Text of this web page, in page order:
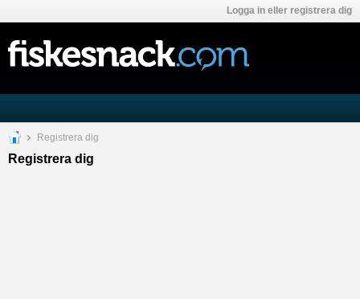
Logga in eller registrera dig
Registrera dig
Registrera dig